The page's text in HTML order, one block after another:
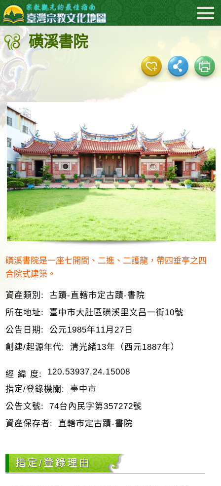
跳
到
主
要
內
容
區
塊
:::
磺溪書院
磺溪書院是一座七開間、二進、二護龍，帶四垂亭之四
合院式建築。
資產類別:
古蹟-直轄市定古蹟-書院
所在地址:
臺中市大肚區磺溪里文昌一街10號
公告日期:
公元1985年11月27日
創建/起源年代:
清光緒13年（西元1887年）
經 緯 度:
120.53937,24.15008
指定/登錄機關:
臺中市
公告文號:
74台內民字第357272號
資產保存者:
直轄市定古蹟-書院
指定/登錄理由